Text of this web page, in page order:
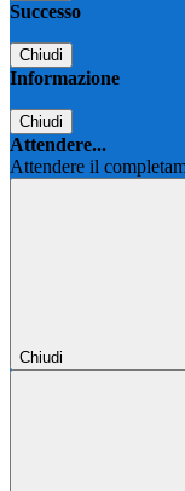
Successo
Chiudi
Informazione
Chiudi
Attendere...
Attendere il
Chiudi